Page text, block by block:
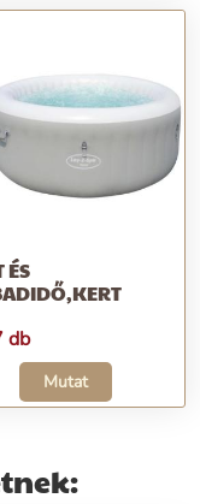
ÉS
db
Mutat